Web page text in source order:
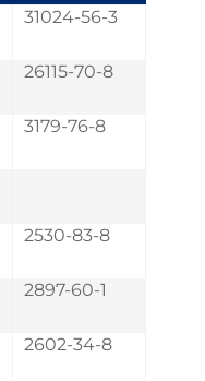
31024-56-3
26115-70-8
3179-76-8
2530-83-8
2897-60-1
2602-34-8